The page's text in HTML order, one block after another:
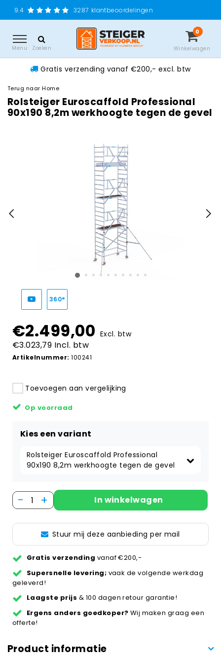
3287 klantbeoordelingen
Menu Zoeken
0
Winkelwagen
Gratis verzending vanaf €200,- excl. btw
Terug naar Home
Rolsteiger Euroscaffold Professional
90x190 8,2m werkhoogte tegen de gevel
360°
€2.499,00 Excl. btw
€3.023,79 Incl. btw
Artikelnummer: 100241
Toevoegen aan vergelijking
Op voorraad
Kies een variant
Rolsteiger Euroscaffold Professional
90x190 8,2m werkhoogte tegen de gevel
- + In winkelwagen
Stuur mij deze aanbieding per mail
Gratis verzending vanaf €200,-
Supersnelle levering; vaak de volgende werkdag
geleverd!
Laagste prijs & 100 dagen retour garantie!
Ergens anders goedkoper? Wij maken graag een
offerte!
Product informatie